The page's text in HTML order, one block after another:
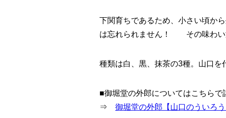
下関育ちであるため、小さい頃か
は忘れられません！ その味わい
種類は白、黒、抹茶の3種。山口を
■御堀堂の外郎についてはこちらで
⇒ 御堀堂の外郎【山口のういろ